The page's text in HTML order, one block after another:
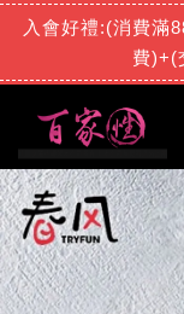
入會好禮:(消費滿
費)+(